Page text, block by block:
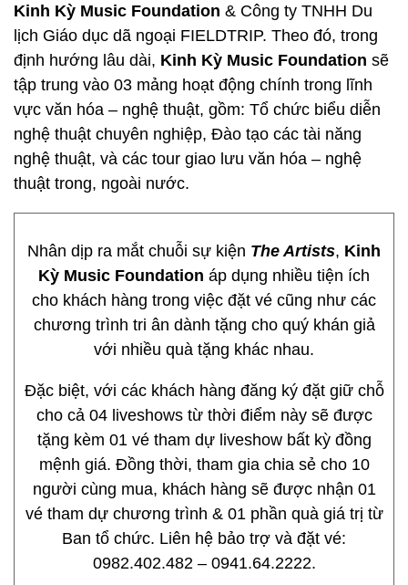
Kinh Kỳ Music Foundation & Công ty TNHH Du
lịch Giáo dục dã ngoại FIELDTRIP. Theo đó, trong
định hướng lâu dài, Kinh Kỳ Music Foundation sẽ
tập trung vào 03 mảng hoạt động chính trong lĩnh
vực văn hóa – nghệ thuật, gồm: Tổ chức biểu diễn
nghệ thuật chuyên nghiệp, Đào tạo các tài năng
nghệ thuật, và các tour giao lưu văn hóa – nghệ
thuật trong, ngoài nước.
Nhân dịp ra mắt chuỗi sự kiện The Artists, Kinh
Kỳ Music Foundation áp dụng nhiều tiện ích
cho khách hàng trong việc đặt vé cũng như các
chương trình tri ân dành tặng cho quý khán giả
với nhiều quà tặng khác nhau.
Đặc biệt, với các khách hàng đăng ký đặt giữ chỗ
cho cả 04 liveshows từ thời điểm này sẽ được
tặng kèm 01 vé tham dự liveshow bất kỳ đồng
mệnh giá. Đồng thời, tham gia chia sẻ cho 10
người cùng mua, khách hàng sẽ được nhận 01
vé tham dự chương trình & 01 phần quà giá trị từ
Ban tổ chức. Liên hệ bảo trợ và đặt vé:
0982.402.482 – 0941.64.2222.